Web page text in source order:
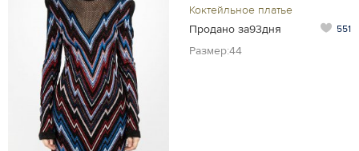
Коктейльное платье
Продано за93дня
551
Размер:44